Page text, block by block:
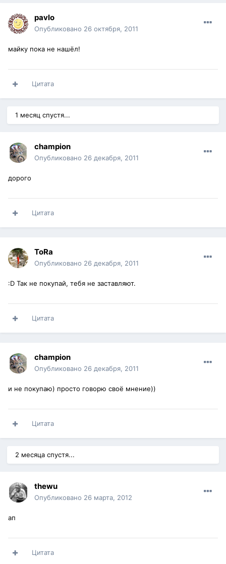
pavlo
Опубликовано 26 октября, 2011
майку пока не нашёл!
Цитата
1 месяц спустя...
champion
Опубликовано 26 декабря, 2011
дорого
Цитата
ToRa
Опубликовано 26 декабря, 2011
:D Так не покупай, тебя не заставляют.
Цитата
champion
Опубликовано 26 декабря, 2011
и не покупаю) просто говорю своё мнение))
Цитата
2 месяца спустя...
thewu
Опубликовано 26 марта, 2012
ап
Цитата